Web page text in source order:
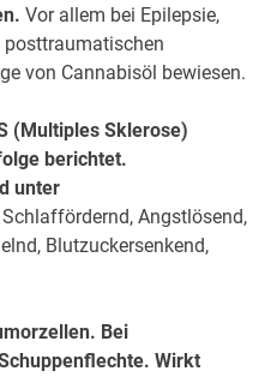
Vor allem bei Epilepsie,
von Cannabisöl bewiesen.
(Multiples Sklerose)
berichtet.
unter
Angstlösend,
Blutzuckersenkend,
Bei
Wirkt